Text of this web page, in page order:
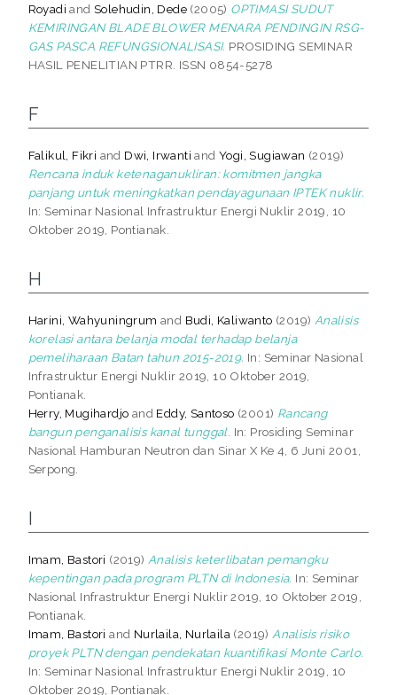
Royadi andSolehudin, Dede (2005) OPTIMASI SUDUT
KEMIRINGAN BLADE BLOWER MENARA PENDINGIN RSG-
GAS PASCA REFUNGSIONALISASI. PROSIDING SEMINAR
HASIL PENELITIAN PTRR. ISSN 0854-5278
F
Falikul, Fikri and Dwi, Irwanti andYogi, Sugiawan (2019)
Rencana induk ketenaganukliran: komitmen jangka
panjang untuk meningkatkan pendayagunaan IPTEK nuklir.
In: Seminar Nasional Infrastruktur Energi Nuklir 2019, 10
Oktober 2019, Pontianak.
H
Harini, Wahyuningrum and Budi, Kaliwanto (2019) Analisis
korelasi antara belanja modal terhadap belanja
pemeliharaan Batan tahun 2015-2019. In: Seminar Nasional
Infrastruktur Energi Nuklir 2019, 10 Oktober 2019,
Pontianak.
Herry, Mugihardjo and Eddy, Santoso (2001) Rancang
bangun penganalisis kanal tunggal. In: Prosiding Seminar
Nasional Hamburan Neutron dan Sinar X Ke 4, 6 Juni 2001,
Serpong.
I
Imam, Bastori (2019) Analisis keterlibatan pemangku
kepentingan pada program PLTN di Indonesia. In: Seminar
Nasional Infrastruktur Energi Nuklir 2019, 10 Oktober 2019,
Pontianak.
Imam, Bastori and Nurlaila, Nurlaila (2019) Analisis risiko
proyek PLTN dengan pendekatan kuantifikasi Monte Carlo.
In: Seminar Nasional Infrastruktur Energi Nuklir 2019, 10
Oktober 2019, Pontianak.